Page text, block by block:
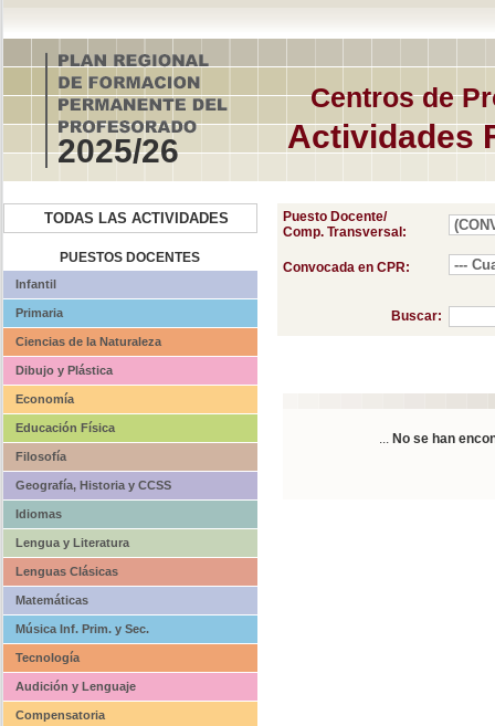
Centros de
Actividades
2025/26
TODAS LAS ACTIVIDADES
PUESTOS DOCENTES
Infantil
Primaria
Ciencias de la Naturaleza
Dibujo y Plástica
Economía
Educación Física
Filosofía
Geografía, Historia y CCSS
Idiomas
Lengua y Literatura
Lenguas Clásicas
Matemáticas
Música Inf. Prim. y Sec.
Tecnología
Audición y Lenguaje
Compensatoria
Puesto Docente/
Comp. Transversal:
Convocada en CPR:
Buscar:
... No se han